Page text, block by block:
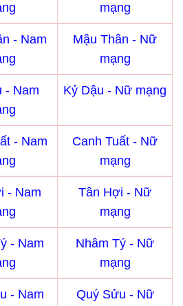
mạng
- Nam
Mậu Thân - Nữ
mạng
- Nam
Kỷ Dậu - Nữ mạng
- Nam
Canh Tuất - Nữ
mạng
- Nam
Tân Hợi - Nữ
mạng
- Nam
Nhâm Tý - Nữ
mạng
- Nam Quý Sửu - Nữ